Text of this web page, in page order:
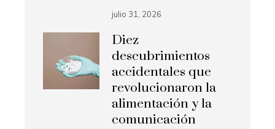
julio 31, 2026
Diez
descubrimientos
accidentales que
revolucionaron la
alimentación y la
comunicación